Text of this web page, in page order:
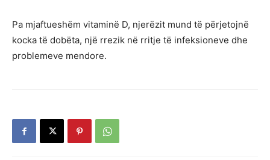
Pa mjaftueshëm vitaminë D, njerëzit mund të përjetojnë
kocka të dobëta, një rrezik në rritje të infeksioneve dhe
problemeve mendore.